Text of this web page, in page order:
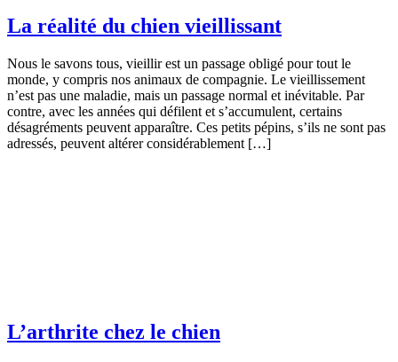
La réalité du chien vieillissant
Nous le savons tous, vieillir est un passage obligé pour tout le
monde, y compris nos animaux de compagnie. Le vieillissement
n’est pas une maladie, mais un passage normal et inévitable. Par
contre, avec les années qui défilent et s’accumulent, certains
désagréments peuvent apparaître. Ces petits pépins, s’ils ne sont pas
adressés, peuvent altérer considérablement […]
L’arthrite chez le chien